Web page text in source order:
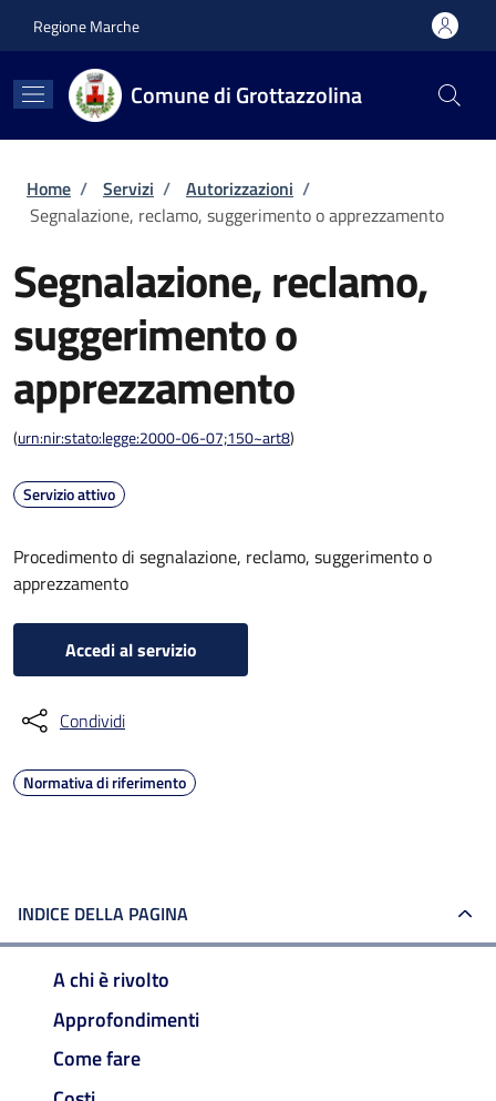
Regione Marche
Comune di Grottazzolina
Briciole di pane
Home / Servizi / Autorizzazioni /
Segnalazione, reclamo, suggerimento o apprezzamento
Segnalazione, reclamo,
suggerimento o
apprezzamento
(urn:nir:stato:legge:2000-06-07;150~art8)
Servizio attivo
Procedimento di segnalazione, reclamo, suggerimento o
apprezzamento
Accedi al servizio
Condividi
Normativa di riferimento
INDICE DELLA PAGINA
A chi è rivolto
Approfondimenti
Come fare